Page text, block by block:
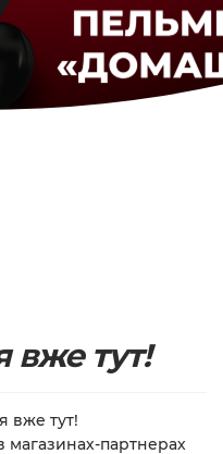
вже тут!
вже тут!
магазинах-партнерах